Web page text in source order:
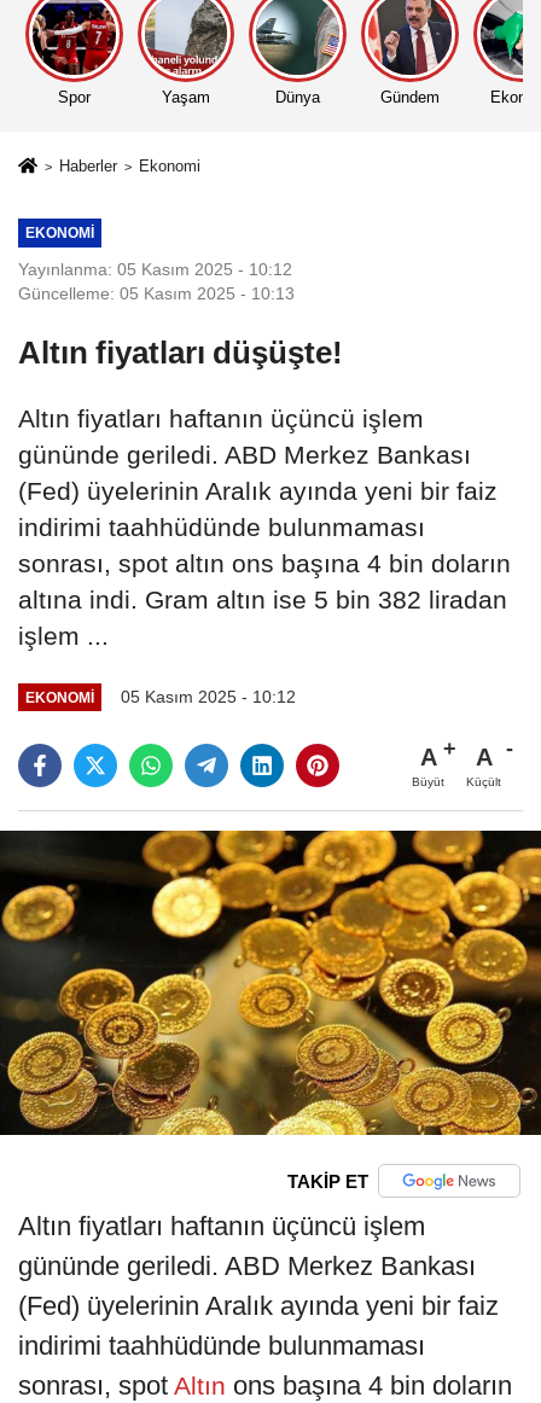
Spor Yaşam Dünya Gündem
Haberler Ekonomi
EKONOMI
Yayınlanma: 05 Kasım 2025 - 10:12
Güncelleme: 05 Kasım 2025 - 10:13
Altın fiyatları düşüşte!
Altın fiyatları haftanın üçüncü işlem
gününde geriledi. ABD Merkez Bankası
(Fed) üyelerinin Aralık ayında yeni bir faiz
indirimi taahhüdünde bulunmaması
sonrası, spot altın ons başına 4 bin doların
altına indi. Gram altın ise 5 bin 382 liradan
işlem ...
EKONOMI 05 Kasım 2025 - 10:12
A
Büyüt
A
Küçült
TAKİP ET
Altın fiyatları haftanın üçüncü işlem
gününde geriledi. ABD Merkez Bankası
(Fed) üyelerinin Aralık ayında yeni bir faiz
indirimi taahhüdünde bulunmaması
sonrası, spot Altın ons başına 4 bin doların